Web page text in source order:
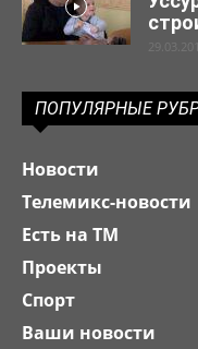
29.03.2019
ПОПУЛЯРНЫЕ
Новости
Телемикс-новости
Есть на ТМ
Проекты
Спорт
Ваши новости